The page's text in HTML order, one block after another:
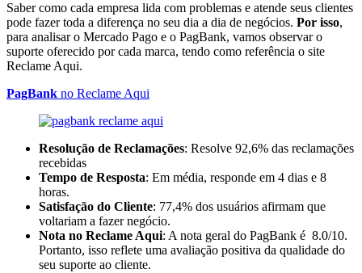
Saber como cada empresa lida com problemas e atende seus clientes
pode fazer toda a diferença no seu dia a dia de negócios. Por isso,
para analisar o Mercado Pago e o PagBank, vamos observar o
suporte oferecido por cada marca, tendo como referência o site
Reclame Aqui.
PagBank no Reclame Aqui
Resolução de Reclamações: Resolve 92,6% das reclamações
recebidas
Tempo de Resposta: Em média, responde em 4 dias e 8
horas.
Satisfação do Cliente: 77,4% dos usuários afirmam que
voltariam a fazer negócio.
Nota no Reclame Aqui: A nota geral do PagBank é 8.0/10.
Portanto, isso reflete uma avaliação positiva da qualidade do
seu suporte ao cliente.